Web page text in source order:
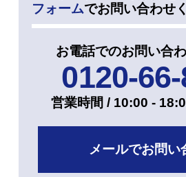
フォームでお問い合わせ
お電話でのお問い合
0120-
営業時間 / 10:00 -
メールでお問い